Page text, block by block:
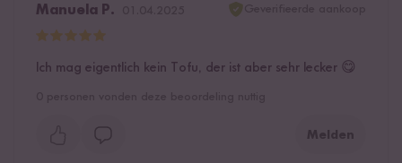
Manuela P.
Ich mag eigentlich kein Tofu, der ist aber sehr lecker 😋
Melden